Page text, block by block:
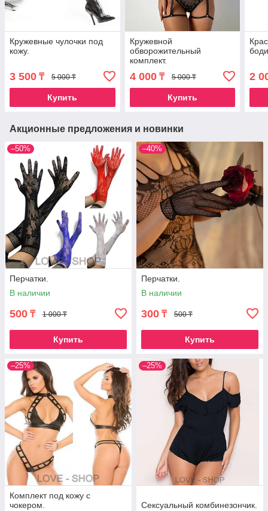
Кружевные чулочки под
кожу.
3 500 ₸ 5 000 ₸
Купить
Кружевной
обворожительный
комплект.
4 000₸ 5 000 ₸
Купить
2
Акционные предложения и новинки
–50%
Перчатки.
В наличии
500 ₸ 1 000 ₸
Купить
–40%
Перчатки.
В наличии
300 ₸ 500 ₸
Купить
–25%
Комплект под кожу с
чокером.
–25%
Сексуальный комбинезончик.